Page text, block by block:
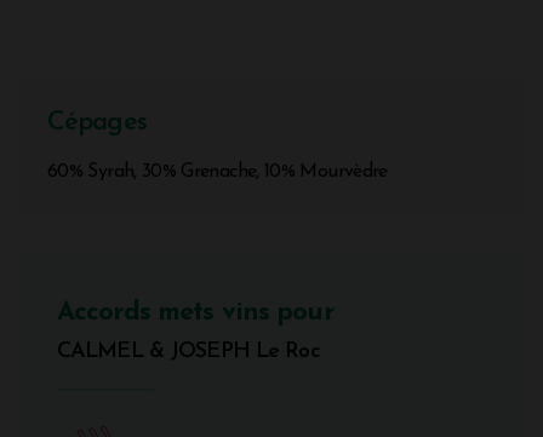
Cépages
60% Syrah, 30% Grenache, 10% Mourvèdre
Accords mets vins pour
CALMEL & JOSEPH Le Roc